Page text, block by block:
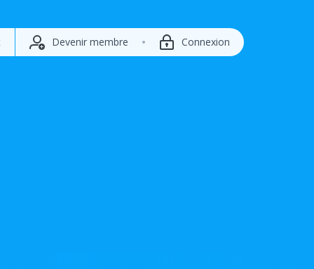
Devenir membre Connexion